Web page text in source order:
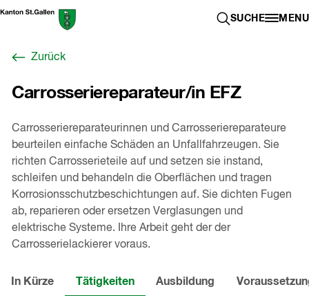
Zum
Berufswahl-
Startseite
SUCHE
SUCHE MENU
Zurück
Carrosseriereparateur/in EFZ
Carrosseriereparateurinnen und Carrosseriereparateure
beurteilen einfache Schäden an Unfallfahrzeugen. Sie
richten Carrosserieteile auf und setzen sie instand,
schleifen und behandeln die Oberflächen und tragen
Korrosionsschutzbeschichtungen auf. Sie dichten Fugen
ab, reparieren oder ersetzen Verglasungen und
elektrische Systeme. Ihre Arbeit geht der der
Carrosserielackierer voraus.
In Kürze Tätigkeiten Ausbildung